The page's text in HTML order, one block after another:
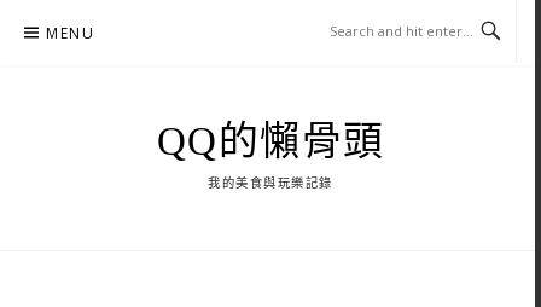
MENU
QQ的懶骨頭
我的美食與玩樂記錄